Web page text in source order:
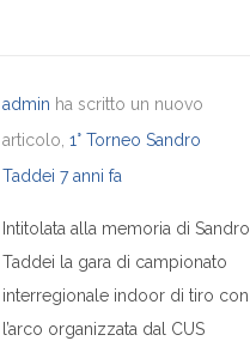
admin ha scritto un nuovo
articolo, 1° Torneo Sandro
Taddei 7 anni fa
Intitolata alla memoria di Sandro
Taddei la gara di campionato
interregionale indoor di tiro con
l’arco organizzata dal CUS